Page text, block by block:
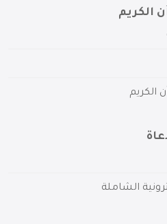
الكريم
الكريم
الشاملة